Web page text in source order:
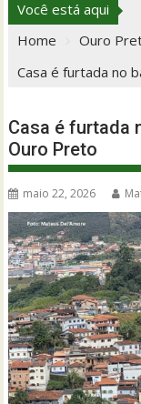
Você está aqui
Home
Ouro
Casa é furtada no
Casa é furtada
Ouro Preto
maio 22, 2026